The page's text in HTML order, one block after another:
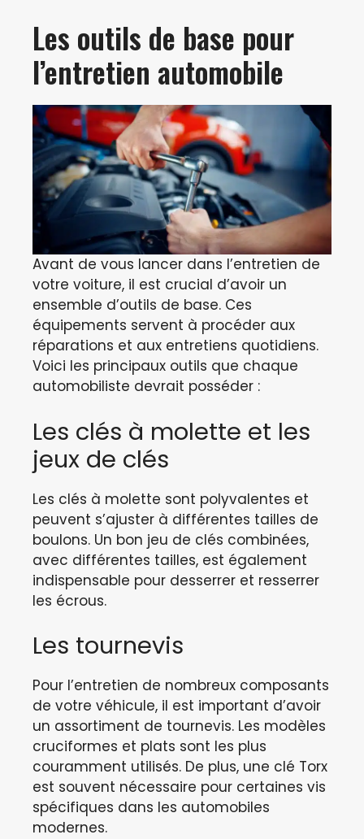
Les outils de base pour
l’entretien automobile
Avant de vous lancer dans l’entretien de
votre voiture, il est crucial d’avoir un
ensemble d’outils de base. Ces
équipements servent à procéder aux
réparations et aux entretiens quotidiens.
Voici les principaux outils que chaque
automobiliste devrait posséder :
Les clés à molette et les
jeux de clés
Les clés à molette sont polyvalentes et
peuvent s’ajuster à différentes tailles de
boulons. Un bon jeu de clés combinées,
avec différentes tailles, est également
indispensable pour desserrer et resserrer
les écrous.
Les tournevis
Pour l’entretien de nombreux composants
de votre véhicule, il est important d’avoir
un assortiment de tournevis. Les modèles
cruciformes et plats sont les plus
couramment utilisés. De plus, une clé Torx
est souvent nécessaire pour certaines vis
spécifiques dans les automobiles
modernes.